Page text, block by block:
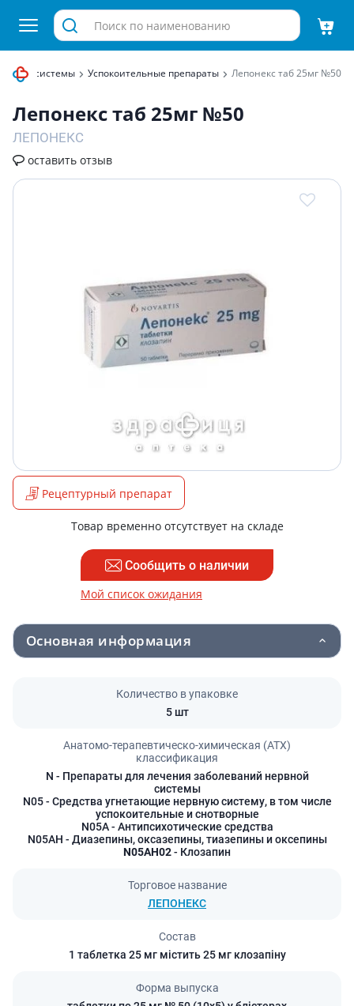
системы Успокоительные препараты Лепонекс таб 25мг №50
Лепонекс таб 25мг №50
ЛЕПОНЕКС
оставить отзыв
Рецептурный препарат
Товар временно отсутствует на складе
Сообщить о наличии
Мой список ожидания
Основная информация
Количество в упаковке
5 шт
Анатомо-терапевтическо-химическая (АТХ)
классификация
N - Препараты для лечения заболеваний нервной
системы
N05- Средства угнетающие нервную систему, в том числе
успокоительные и снотворные
N05A- Антипсихотические средства
N05AH - Диазепины, оксазепины, тиазепины и оксепины
N05AH02- Клозапин
Торговое название
ЛЕПОНЕКС
Состав
1 таблетка 25 мг містить 25 мг клозапіну
Форма выпуска